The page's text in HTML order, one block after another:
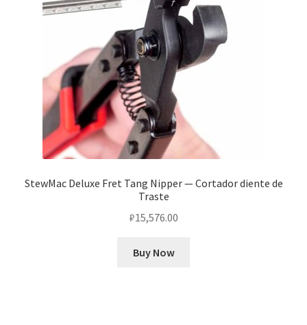
StewMac Deluxe Fret Tang Nipper — Cortador diente de
Traste
₽15,576.00
Buy Now